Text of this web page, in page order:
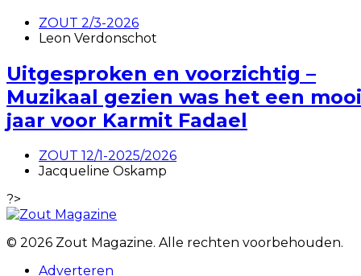
ZOUT 2/3-2026
Leon Verdonschot
Uitgesproken en voorzichtig –
Muzikaal gezien was het een mooi
jaar voor Karmit Fadael
ZOUT 12/1-2025/2026
Jacqueline Oskamp
?>
© 2026 Zout Magazine. Alle rechten voorbehouden.
Adverteren